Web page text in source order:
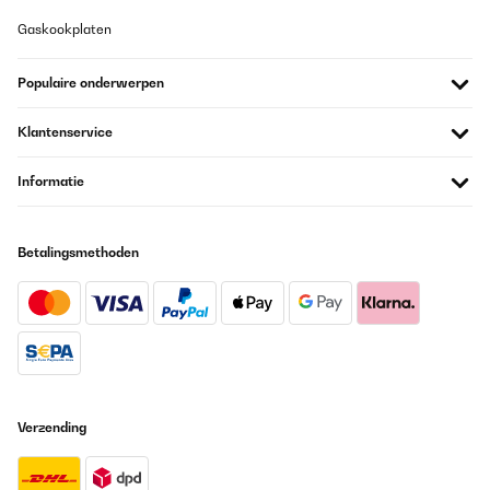
Encantado, le faltaría un filtro en la toma de recirculación de la
Usuario/a de amazon
Ottimo in tutto
Utente Amazon
Vertaal
Ich wollte eigentlich den VEVOR Braubehälter kaufen. Allerdings
Gaskookplaten
Populaire onderwerpen
Klantenservice
Informatie
Betalingsmethoden
Verzending